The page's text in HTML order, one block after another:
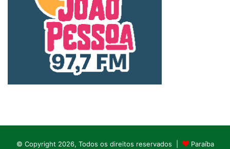
© Copyright 2026, Todos os direitos reservados | Paraíba